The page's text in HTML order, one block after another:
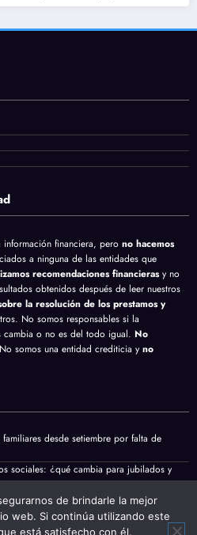
financiera, pero no hacemos
a ninguna de las entidades que
recomendaciones financierasy no
obtenidos después de leer nuestros
la resolución de los prestamos y
No somos responsables si la
cambia o no es del todo igual. No
somos una entidad crediticia y no
desde setiembre por falta de
sociales: ¿qué cambia para jubilados y
con aumento en Agosto
de brindarle la mejor
web. Si continúa utilizando este
está satisfecho con él.